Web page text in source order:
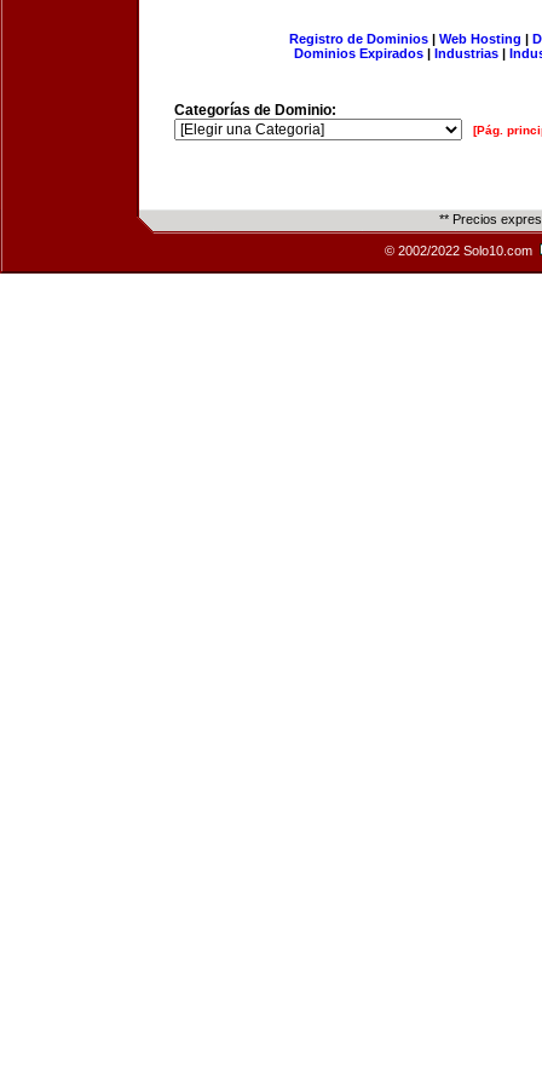
Registro de Dominios| Web Hosting |
Dominios Expirados | Industrias |
Categorías de Dominio:
[Pág.
** Precios
© 2002/2022 Solo10.com